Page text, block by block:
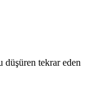
tekrar eden